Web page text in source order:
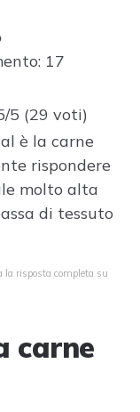
17
5 (29 voti)
è la carne
rispondere
molto alta
di tessuto
la risposta completa su
carne